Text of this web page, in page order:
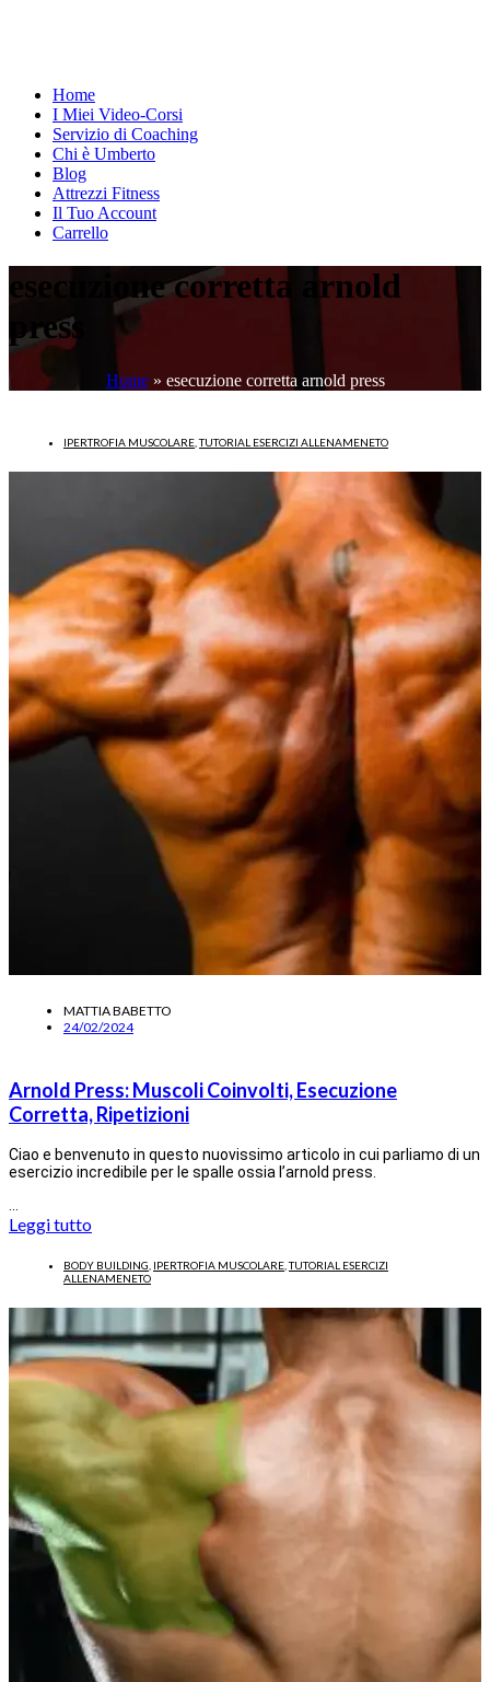
Home
I Miei Video-Corsi
Servizio di Coaching
Chi è Umberto
Blog
Attrezzi Fitness
Il Tuo Account
Carrello
esecuzione corretta arnold
press
Home» esecuzione corretta arnold press
IPERTROFIA MUSCOLARE ,TUTORIAL ESERCIZI ALLENAMENETO
MATTIA BABETTO
24/02/2024
Arnold Press: Muscoli Coinvolti, Esecuzione
Corretta, Ripetizioni
Ciao e benvenuto in questo nuovissimo articolo in cui parliamo di un
esercizio incredibile per le spalle ossia l’arnold press.
Leggi tutto
BODY BUILDING IPERTROFIA MUSCOLARE ,TUTORIAL ESERCIZI
ALLENAMENETO